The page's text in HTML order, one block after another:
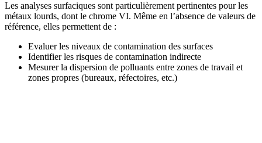
Les analyses surfaciques sont particulièrement pertinentes pour les
métaux lourds, dont le chrome VI. Même en l’absence de valeurs de
référence, elles permettent de :
Evaluer les niveaux de contamination des surfaces
Identifier les risques de contamination indirecte
Mesurer la dispersion de polluants entre zones de travail et
zones propres (bureaux, réfectoires, etc.)